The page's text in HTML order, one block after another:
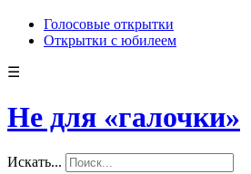
Голосовые открытки
Открытки с юбилеем
☰
Не для «галочки»
Искать...